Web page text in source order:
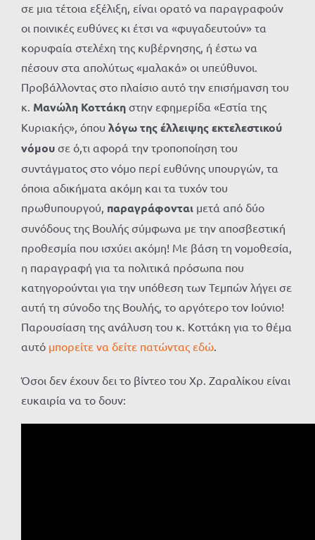
σε μια τέτοια εξέλιξη, είναι ορατό να παραγραφούν
οι ποινικές ευθύνες κι έτσι να «φυγαδευτούν» τα
κορυφαία στελέχη της κυβέρνησης, ή έστω να
πέσουν στα απολύτως «μαλακά» οι υπεύθυνοι.
Προβάλλοντας στο πλαίσιο αυτό την επισήμανση του
κ. Μανώλη Κοττάκη στην εφημερίδα «Εστία της
Κυριακής», όπου λόγω της έλλειψης εκτελεστικού
νόμου σε ό,τι αφορά την τροποποίηση του
συντάγματος στο νόμο περί ευθύνης υπουργών, τα
όποια αδικήματα ακόμη και τα τυχόν του
πρωθυπουργού, παραγράφονται μετά από δύο
συνόδους της Βουλής σύμφωνα με την αποσβεστική
προθεσμία που ισχύει ακόμη! Με βάση τη νομοθεσία,
η παραγραφή για τα πολιτικά πρόσωπα που
κατηγορούνται για την υπόθεση των Τεμπών λήγει σε
αυτή τη σύνοδο της Βουλής, το αργότερο τον Ιούνιο!
Παρουσίαση της ανάλυση του κ. Κοττάκη για το θέμα
αυτό μπορείτε να δείτε πατώντας εδώ.
Όσοι δεν έχουν δει το βίντεο του Χρ. Ζαραλίκου είναι
ευκαιρία να το δουν: